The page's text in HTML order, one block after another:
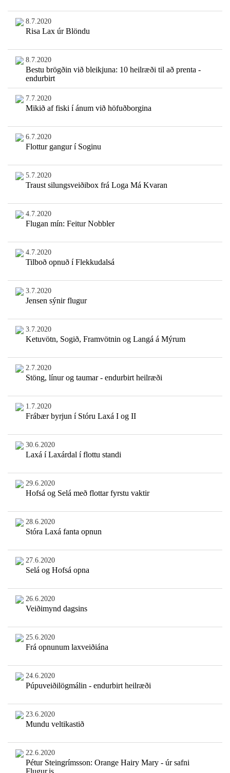
8.7.2020
Risa Lax úr Blöndu
8.7.2020
Bestu brögðin við bleikjuna: 10 heilræði til að prenta -
endurbirt
7.7.2020
Mikið af fiski í ánum við höfuðborgina
6.7.2020
Flottur gangur í Soginu
5.7.2020
Traust silungsveiðibox frá Loga Má Kvaran
4.7.2020
Flugan mín: Feitur Nobbler
4.7.2020
Tilboð opnuð í Flekkudalsá
3.7.2020
Jensen sýnir flugur
3.7.2020
Ketuvötn, Sogið, Framvötnin og Langá á Mýrum
2.7.2020
Stöng, línur og taumar - endurbirt heilræði
1.7.2020
Frábær byrjun í Stóru Laxá I og II
30.6.2020
Laxá í Laxárdal í flottu standi
29.6.2020
Hofsá og Selá með flottar fyrstu vaktir
28.6.2020
Stóra Laxá fanta opnun
27.6.2020
Selá og Hofsá opna
26.6.2020
Veiðimynd dagsins
25.6.2020
Frá opnunum laxveiðiána
24.6.2020
Púpuveiðilögmálin - endurbirt heilræði
23.6.2020
Mundu veltikastið
22.6.2020
Pétur Steingrímsson: Orange Hairy Mary - úr safni